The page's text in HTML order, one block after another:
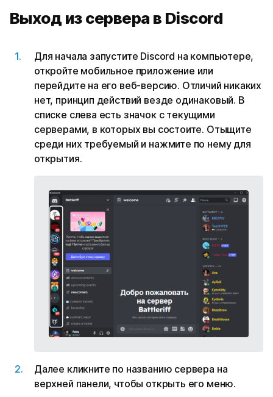
Выход из сервера в Discord
Для начала запустите Discord на компьютере,
откройте мобильное приложение или
перейдите на его веб-версию. Отличий никаких
нет, принцип действий везде одинаковый. В
списке слева есть значок с текущими
серверами, в которых вы состоите. Отыщите
среди них требуемый и нажмите по нему для
открытия.
Далее кликните по названию сервера на
верхней панели, чтобы открыть его меню.